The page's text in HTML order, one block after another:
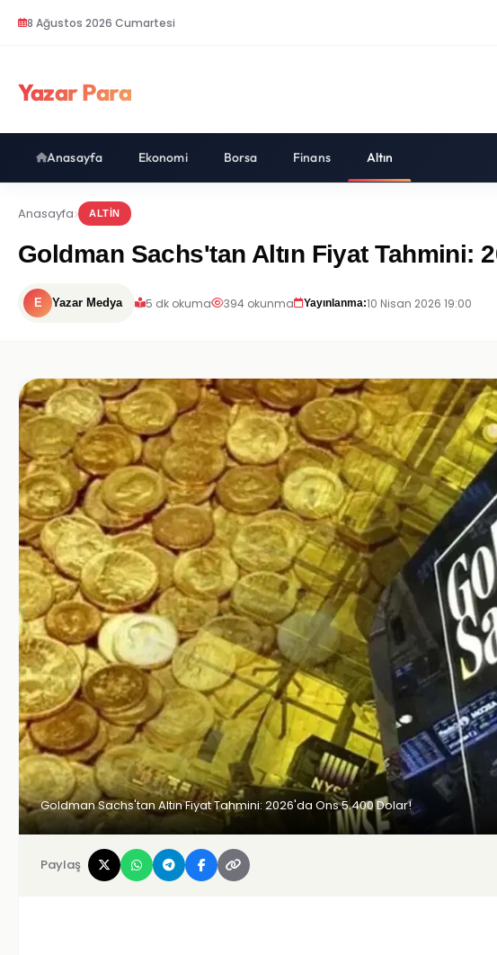
8 Ağustos 2026 Cumartesi
Yazar Para
Anasayfa Ekonomi Borsa Finans Altın
Anasayfa ALTIN
Goldman Sachs'tan Altın Fiyat Tahmini:
E Yazar Medya 5 dk okuma 394 okunma Yayınlanma:10 Nisan 2026 19:00
Goldman Sachs'tan Altın Fiyat Tahmini: 2026'da Ons 5.400 Dolar!
Paylaş